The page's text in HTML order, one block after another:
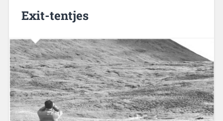
Exit-tentjes